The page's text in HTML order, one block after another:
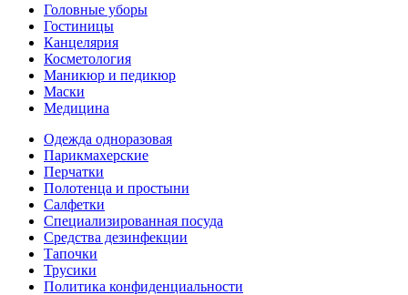
Головные уборы
Гостиницы
Канцелярия
Косметология
Маникюр и педикюр
Маски
Медицина
Одежда одноразовая
Парикмахерские
Перчатки
Полотенца и простыни
Салфетки
Специализированная посуда
Средства дезинфекции
Тапочки
Трусики
Политика конфиденциальности